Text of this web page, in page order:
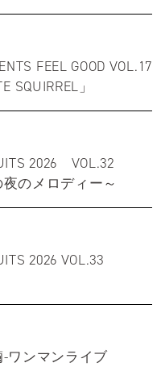
FEEL GOOD VOL.17
SQUIRREL」
2026 VOL.32
のメロディー～
2026 VOL.33
-ワンマンライブ